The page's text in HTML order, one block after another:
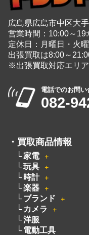
広島県広島市中区大
営業時間：10:00～
定休日：月曜日・火曜
出張買取は8:00～
※出張買取対応エリ
電話でのお問
082-
・ 買取商品情報
家電 ＋
玩具 ＋
時計 ＋
楽器 ＋
ブランド ＋
カメラ ＋
洋服
電動工具